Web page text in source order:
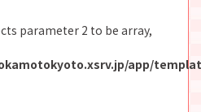
parameter 2 to be array,
app/